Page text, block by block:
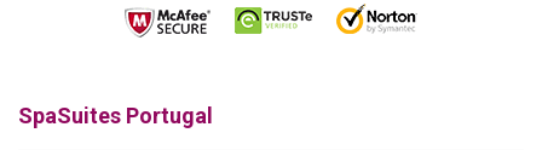
SpaSuites Portugal